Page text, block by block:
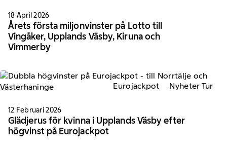
18 April 2026
Årets första miljonvinster på Lotto till
Vingåker, Upplands Väsby, Kiruna och
Vimmerby
Eurojackpot Nyheter Tur
12 Februari 2026
Glädjerus för kvinna i Upplands Väsby efter
högvinst på Eurojackpot